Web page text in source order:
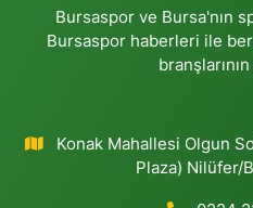
Bursaspor ve Bursa'nın
Bursaspor haberleri ile
Konak Mahallesi Olgun
Plaza) Nilüfer/